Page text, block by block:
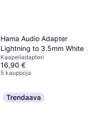
Hama Audio Adapter
Lightning to 3.5mm White
Kaapeliadapteri
16,90 €
5 kauppoja
Trendaava